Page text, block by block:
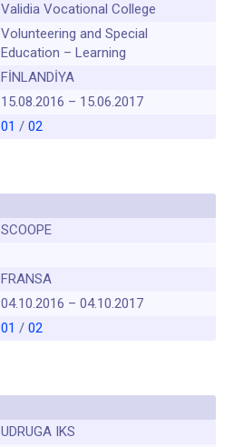
Validia Vocational College
Volunteering and Special
Education – Learning
FİNLANDİYA
15.08.2016 – 15.06.2017
01 / 02
SCOOPE
FRANSA
04.10.2016 – 04.10.2017
01 / 02
UDRUGA IKS